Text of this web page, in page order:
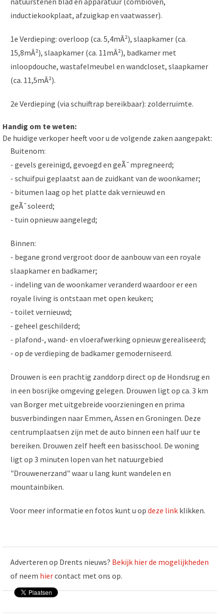
inductiekookplaat, afzuigkap en vaatwasser).
1e Verdieping: overloop (ca. 5,4mÂ²), slaapkamer (ca.
15,8mÂ²), slaapkamer (ca. 11mÂ²), badkamer met
inloopdouche, wastafelmeubel en wandcloset, slaapkamer
(ca. 11,5mÂ²).
2e Verdieping (via schuiftrap bereikbaar): zolderruimte.
Handig om te weten:
De huidige verkoper heeft voor u de volgende zaken aangepakt:
Buitenom:
- gevels gereinigd, gevoegd en geÃ¯mpregneerd;
- schuifpui geplaatst aan de zuidkant van de woonkamer;
- bitumen laag op het platte dak vernieuwd en
geÃ¯soleerd;
- tuin opnieuw aangelegd;
Binnen:
- begane grond vergroot door de aanbouw van een royale
slaapkamer en badkamer;
- indeling van de woonkamer veranderd waardoor er een
royale living is ontstaan met open keuken;
- toilet vernieuwd;
- geheel geschilderd;
- plafond-, wand- en vloerafwerking opnieuw gerealiseerd;
- op de verdieping de badkamer gemoderniseerd.
Drouwen is een prachtig zanddorp direct op de Hondsrug en
in een bosrijke omgeving gelegen. Drouwen ligt op ca. 3 km
van Borger met uitgebreide voorzieningen en prima
busverbindingen naar Emmen, Assen en Groningen. Deze
centrumplaatsen zijn met de auto binnen een half uur te
bereiken. Drouwen zelf heeft een basisschool. De woning
ligt op 3 minuten lopen van het natuurgebied
"Drouwenerzand" waar u lang kunt wandelen en
mountainbiken.
Voor meer informatie en fotos kunt u op deze link klikken.
Adverteren op Drents nieuws? Bekijk hier de mogelijkheden
of neem hiercontact met ons op.